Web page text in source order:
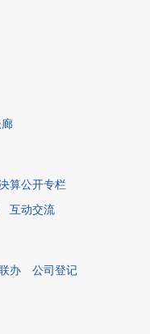
算公开专栏
互动交流
办
公司登记